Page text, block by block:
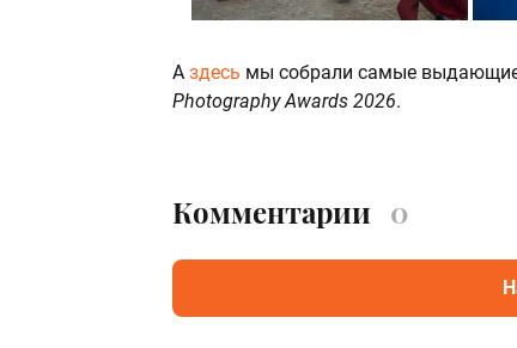
А здесь мы собрали самые
Photography Awards 2026.
Комментарии 0